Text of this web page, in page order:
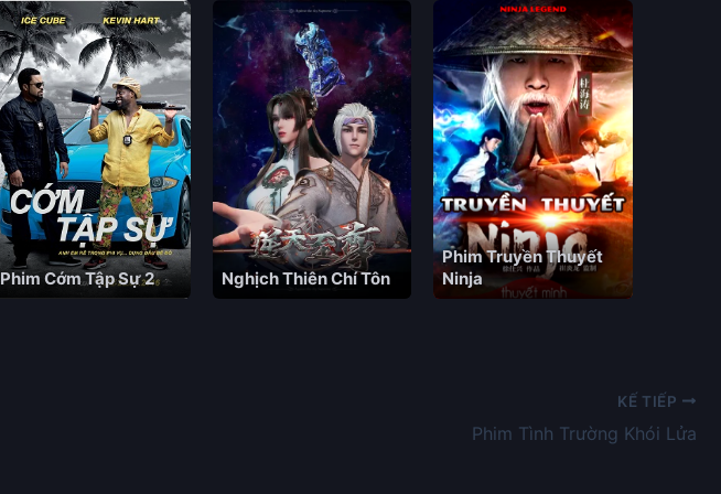
Phim Cớm Tập Sự 2 Nghịch Thiên Chí Tôn
Phim Truyền Thuyết
Ninja
KẾ TIẾP
Phim Tình Trường Khói Lửa